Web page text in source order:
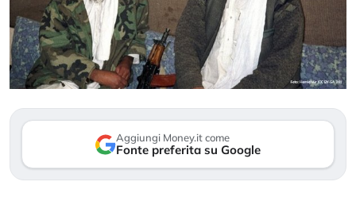
Aggiungi Money.it come
Fonte preferita su Google